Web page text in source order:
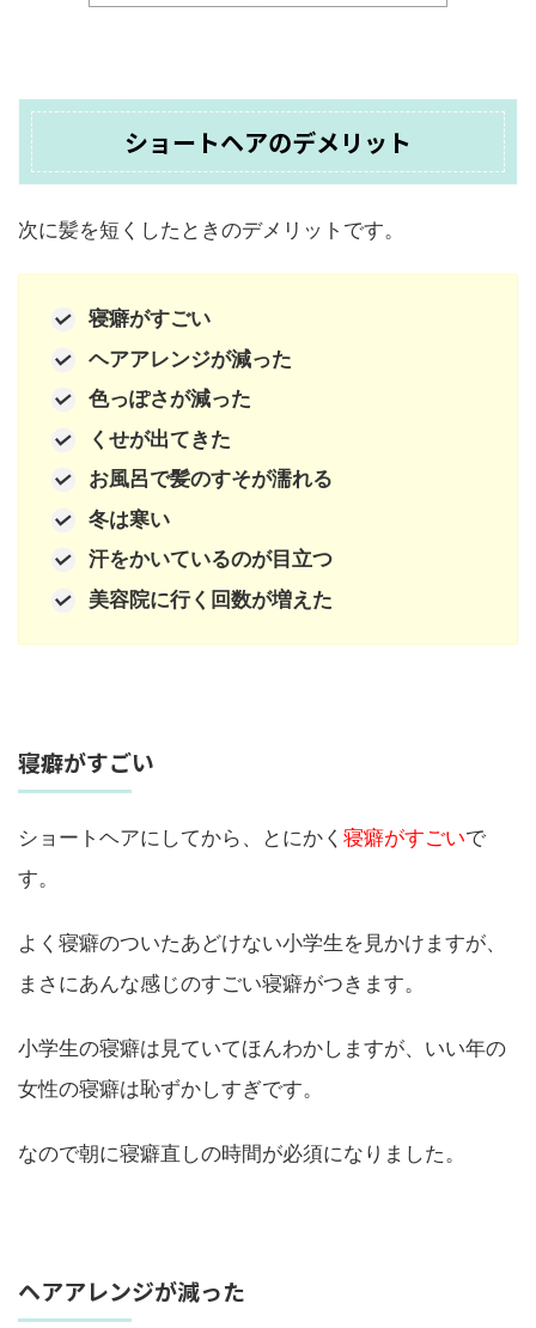
ショートヘアのデメリット
次に髪を短くしたときのデメリットです。
寝癖がすごい
ヘアアレンジが減った
色っぽさが減った
くせが出てきた
お風呂で髪のすそが濡れる
冬は寒い
汗をかいているのが目立つ
美容院に行く回数が増えた
寝癖がすごい
ショートヘアにしてから、とにかく 寝癖がすごいで
す。
よく寝癖のついたあどけない小学生を見かけますが、
まさにあんな感じのすごい寝癖がつきます。
小学生の寝癖は見ていてほんわかしますが、いい年の
女性の寝癖は恥ずかしすぎです。
なので朝に寝癖直しの時間が必須になりました。
ヘアアレンジが減った